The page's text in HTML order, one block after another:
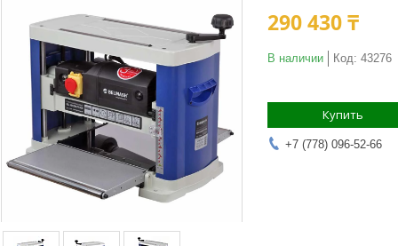
290 430 ₸
В наличии Код: 43276
Купить
+7 (778) 096-52-66